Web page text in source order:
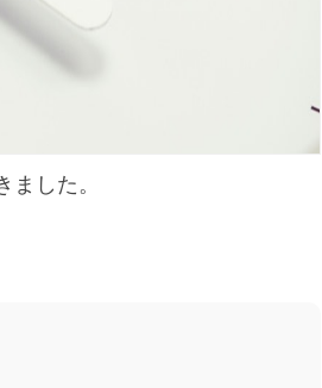
した。